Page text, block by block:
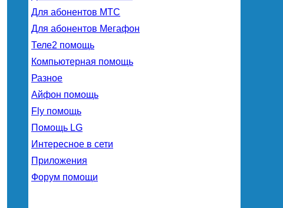
Для абонентов МТС
Для абонентов Мегафон
Теле2 помощь
Компьютерная помощь
Разное
Айфон помощь
Fly помощь
Помощь LG
Интересное в сети
Приложения
Форум помощи